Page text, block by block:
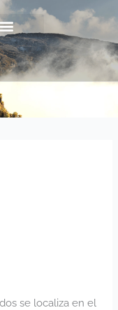
se localiza en el